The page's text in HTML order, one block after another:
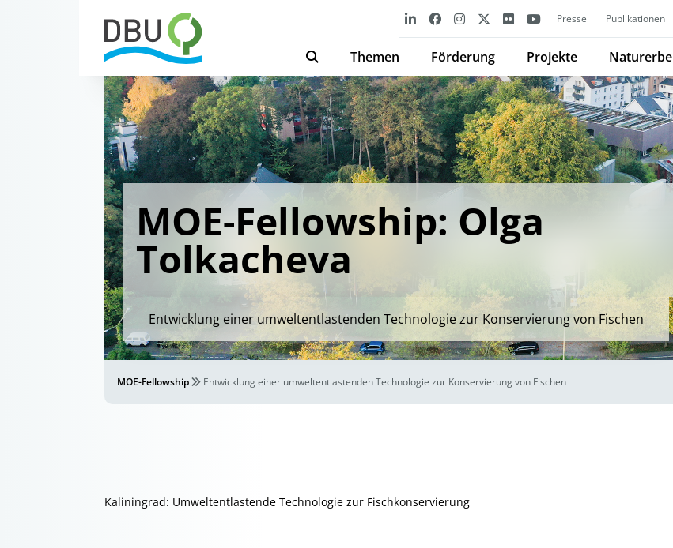
Presse Publikationen
Themen Förderung Projekte Naturerbe
MOE-Fellowship: Olga
Tolkacheva
Entwicklung einer umweltentlastenden Technologie zur Konservierung von Fischen
MOE-Fellowship Entwicklung einer umweltentlastenden Technologie zur Konservierung von Fischen
Kaliningrad: Umweltentlastende Technologie zur Fischkonservierung